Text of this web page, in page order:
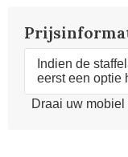
Indien de
eerst een optie
Draai uw